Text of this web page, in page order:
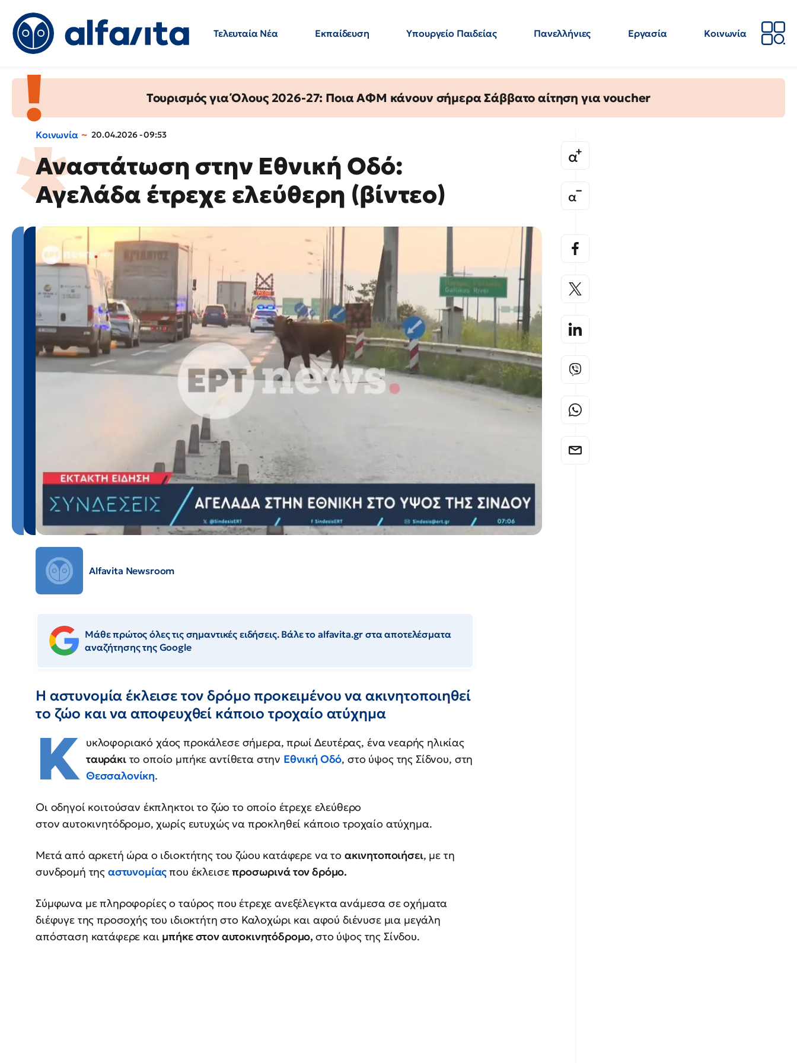
Τελευταία Νέα Εκπαίδευση Υπουργείο Παιδείας Πανελλήνιες Εργασία
Κοινωνία
Τουρισμός για Όλους 2026-27: Ποια ΑΦΜ κάνουν σήμερα Σάββατο αίτηση για voucher
Κοινωνία 20.04.2026 - 09:53
Αναστάτωση στην Εθνική Οδό:
Αγελάδα έτρεχε ελεύθερη (βίντεο)
Alfavita Newsroom
Μάθε πρώτος όλες τις σημαντικές ειδήσεις. Βάλε το alfavita.gr στα αποτελέσματα
αναζήτησης της Google
Η αστυνομία έκλεισε τον δρόμο προκειμένου να ακινητοποιηθεί
το ζώο και να αποφευχθεί κάποιο τροχαίο ατύχημα
Κ υκλοφοριακό χάος προκάλεσε σήμερα, πρωί Δευτέρας, ένα νεαρής ηλικίας
ταυράκιτο οποίο μπήκε αντίθετα στην Εθνική Οδό, στο ύψος της Σίδνου, στη
Θεσσαλονίκη.
Οι οδηγοί κοιτούσαν έκπληκτοι το ζώο το οποίο έτρεχε ελεύθερο
στον αυτοκινητόδρομο, χωρίς ευτυχώς να προκληθεί κάποιο τροχαίο ατύχημα.
Μετά από αρκετή ώρα ο ιδιοκτήτης του ζώου κατάφερε να το ακινητοποιήσει, με τη
συνδρομή της αστυνομίαςπου έκλεισεπροσωρινά τον δρόμο.
Σύμφωνα με πληροφορίες ο ταύρος που έτρεχε ανεξέλεγκτα ανάμεσα σε οχήματα
διέφυγε της προσοχής του ιδιοκτήτη στο Καλοχώρι και αφού διένυσε μια μεγάλη
απόσταση κατάφερε και μπήκε στον αυτοκινητόδρομο,στο ύψος της Σίνδου.